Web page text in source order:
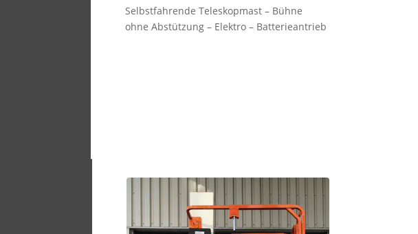
Selbstfahrende Teleskopmast – Bühne
ohne Abstützung – Elektro – Batterieantrieb